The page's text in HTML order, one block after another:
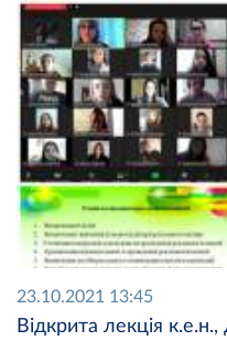
23.10.2021 13:45
Відкрита лекція